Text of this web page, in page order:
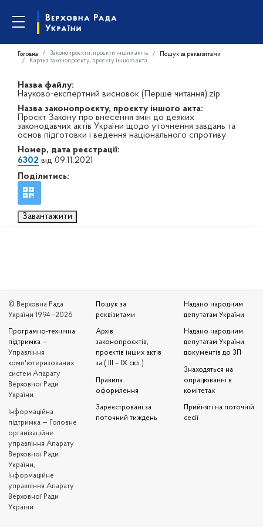
Головна Законопроєкти, проєкти інших актів
Пошук за реквізитами
Картка законопроєкту, проєкту іншого акта
Назва файлу:
Науково-експертний висновок (Перше читання).zip
Назва законопроєкту, проєкту іншого акта:
Проєкт Закону про внесення змін до деяких
законодавчих актів України щодо уточнення завдань та
основ підготовки і ведення національного спротиву
Номер, дата реєстрації:
6302 від 09.11.2021
Поділитись:
Завантажити
© Верховна Рада
України 1994—2026
Програмно-технічна
підтримка —
Управління
комп'ютеризованих
систем Апарату
Верховної Ради
України
Iнформаційна
підтримка — Головне
організаційне
управління Апарату
Верховної Ради
України,
Інформаційне
управління Апарату
Верховної Ради
України
Пошук за
реквізитами
Архів
законопроєктів,
проєктів інших актів
за ( III – IX скл.)
Правила
оформлення
Зареєстровані за
поточний тиждень
Надано народним
депутатам України
Надано народним
депутатам України
документів до ЗП
Знаходяться на
опрацюванні в
комітетах
Прийняті на поточній
сесії